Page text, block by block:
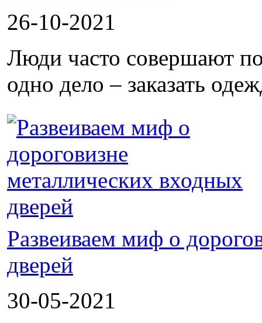
26-10-2021
Люди часто совершают
одно дело – заказать
Развеиваем миф о
дверей
30-05-2021